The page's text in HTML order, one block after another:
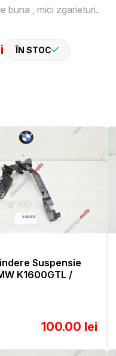
buna , mici zgarieturi.
ÎN STOC
Suspensie
K1600GTL /
100.00 lei